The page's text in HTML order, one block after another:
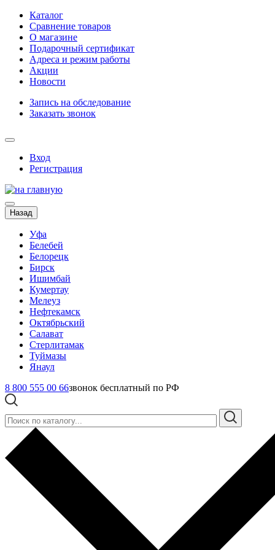
Каталог
Сравнение товаров
О магазине
Подарочный сертификат
Адреса и режим работы
Акции
Новости
Запись на обследование
Заказать звонок
Вход
Регистрация
Назад
Уфа
Белебей
Белорецк
Бирск
Ишимбай
Кумертау
Мелеуз
Нефтекамск
Октябрьский
Салават
Стерлитамак
Туймазы
Янаул
8 800 555 00 66звонок бесплатный по РФ